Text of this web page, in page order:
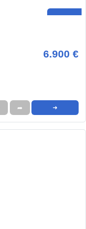
6.900 €
➦ ➜